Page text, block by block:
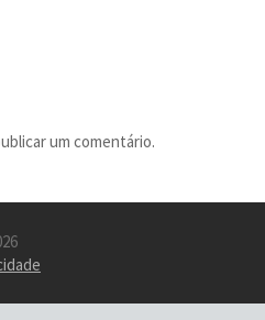
um comentário.